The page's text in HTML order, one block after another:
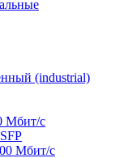
(industrial)
Мбит/с
Мбит/с